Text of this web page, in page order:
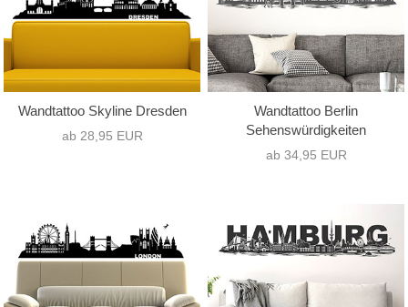
Wandtattoo Skyline Dresden
ab 28,95 EUR
Wandtattoo Berlin
Sehenswürdigkeiten
ab 34,95 EUR